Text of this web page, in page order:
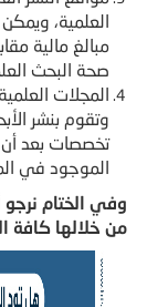
العلمية،
مبالغ مالية
صحة البحث
المجلات
وتقوم بنشر
تخصصات بعد أن
الموجود في
وفي الختام
من خلالها كافة